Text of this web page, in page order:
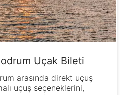
Uçak Bileti
arasında direkt uçuş
uçuş seçeneklerini,